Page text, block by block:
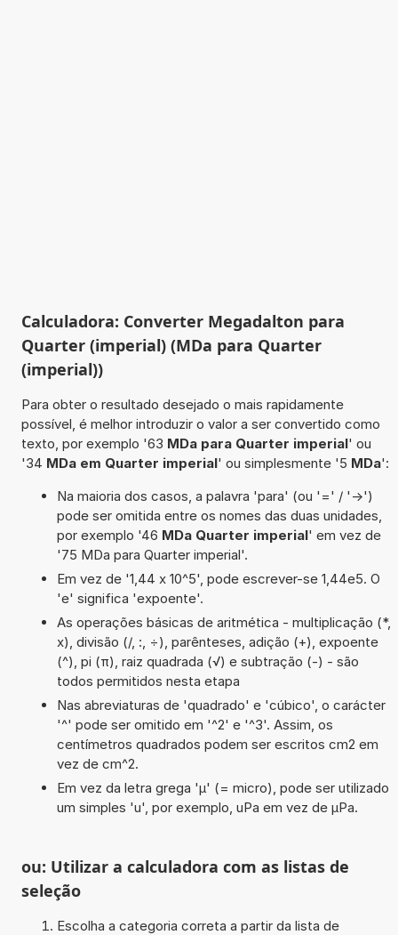
Calculadora: Converter Megadalton para
Quarter (imperial) (MDa para Quarter
(imperial))
Para obter o resultado desejado o mais rapidamente
possível, é melhor introduzir o valor a ser convertido como
texto, por exemplo '63 MDa para Quarter imperial' ou
'34 MDa em Quarter imperial' ou simplesmente '5 MDa':
Na maioria dos casos, a palavra 'para' (ou '=' / '->')
pode ser omitida entre os nomes das duas unidades,
por exemplo '46 MDa Quarter imperial' em vez de
'75 MDa para Quarter imperial'.
Em vez de '1,44 x 10^5', pode escrever-se 1,44e5. O
'e' significa 'expoente'.
As operações básicas de aritmética - multiplicação (*,
x), divisão (/, :, ÷), parênteses, adição (+), expoente
(^), pi (π), raiz quadrada (√) e subtração (-) - são
todos permitidos nesta etapa
Nas abreviaturas de 'quadrado' e 'cúbico', o carácter
'^' pode ser omitido em '^2' e '^3'. Assim, os
centímetros quadrados podem ser escritos cm2 em
vez de cm^2.
Em vez da letra grega 'µ' (= micro), pode ser utilizado
um simples 'u', por exemplo, uPa em vez de µPa.
ou: Utilizar a calculadora com as listas de
seleção
Escolha a categoria correta a partir da lista de